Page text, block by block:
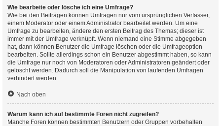
Wie bearbeite oder lösche ich eine Umfrage?
Wie bei den Beiträgen können Umfragen nur vom ursprünglichen Verfasser,
einem Moderator oder einem Administrator bearbeitet werden. Um eine
Umfrage zu bearbeiten, ändere den ersten Beitrag des Themas; dieser ist
immer mit der Umfrage verknüpft. Wenn niemand eine Stimme abgegeben
hat, dann können Benutzer die Umfrage löschen oder die Umfrageoption
bearbeiten. Sollte allerdings schon ein Benutzer abgestimmt haben, so kann
die Umfrage nur noch von Moderatoren oder Administratoren geändert oder
gelöscht werden. Dadurch soll die Manipulation von laufenden Umfragen
verhindert werden.
Nach oben
Warum kann ich auf bestimmte Foren nicht zugreifen?
Manche Foren können bestimmten Benutzern oder Gruppen vorbehalten